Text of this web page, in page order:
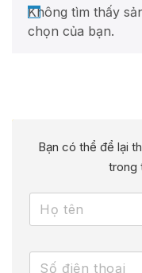
Không tìm thấy
chọn của bạn.
Bạn có thể để lại
trong